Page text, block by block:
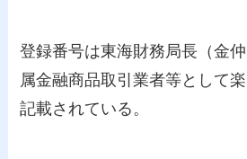
登録番号は東海財務局長（金
属金融商品取引業者等として
記載されている。